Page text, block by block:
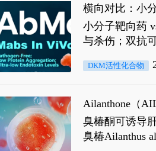
横向对比：小
小分子靶向药
与杀伤；双抗
DKM活性化合物
Ailanthone（
臭椿酮可诱导
臭椿Ailanthus